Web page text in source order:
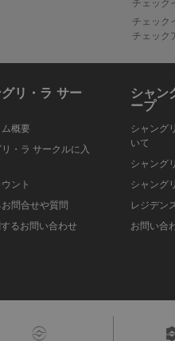
チェック
チェック
チェック
リ・ラ サー
概要
・ラ サークルに入
ント
問合せや質問
るお問い合わせ
シャン
ープ
シャング
いて
シャング
シャング
レジデン
お問い合